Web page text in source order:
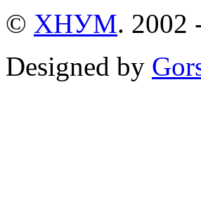
© ХНУМ. 2002
Designed by